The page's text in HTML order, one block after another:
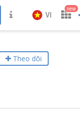
VI
new
Theo dõi